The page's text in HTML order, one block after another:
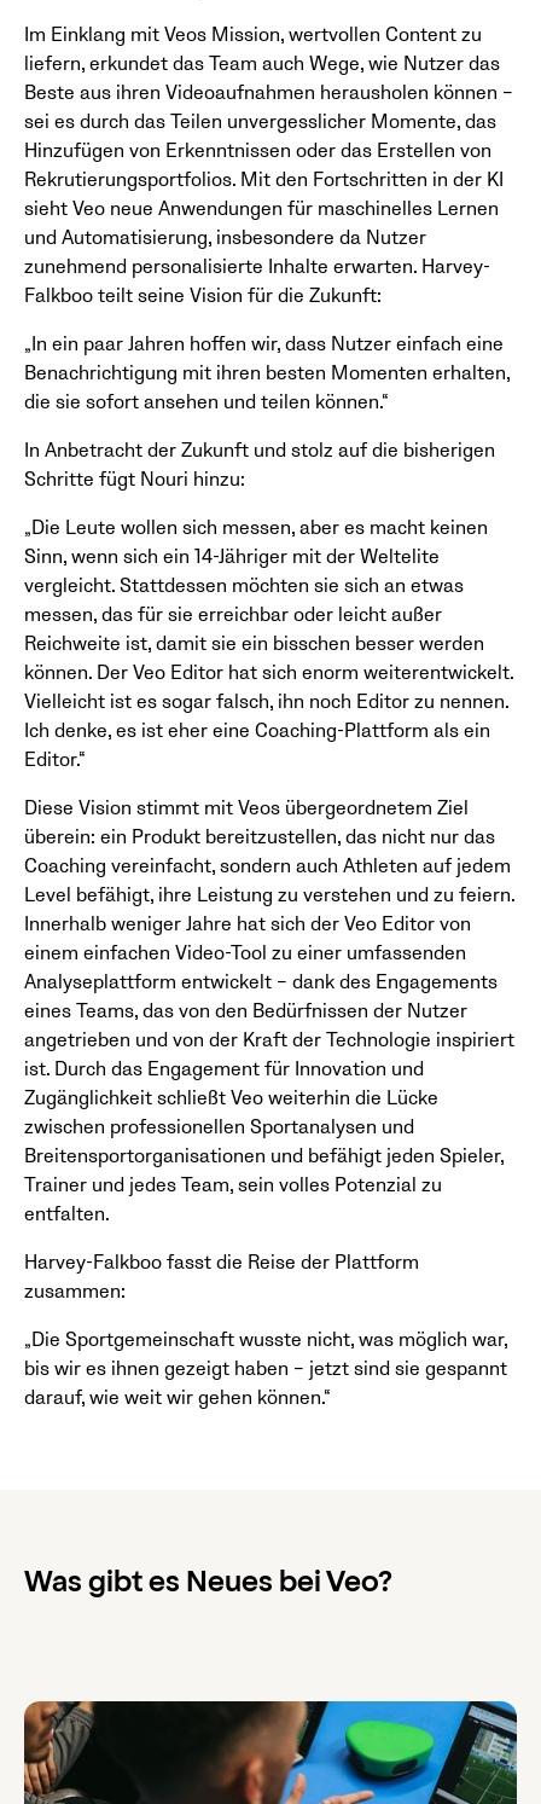
Im Einklang mit Veos Mission, wertvollen Content zu
liefern, erkundet das Team auch Wege, wie Nutzer das
Beste aus ihren Videoaufnahmen herausholen können –
sei es durch das Teilen unvergesslicher Momente, das
Hinzufügen von Erkenntnissen oder das Erstellen von
Rekrutierungsportfolios. Mit den Fortschritten in der KI
sieht Veo neue Anwendungen für maschinelles Lernen
und Automatisierung, insbesondere da Nutzer
zunehmend personalisierte Inhalte erwarten. Harvey-
Falkboo teilt seine Vision für die Zukunft:
„In ein paar Jahren hoffen wir, dass Nutzer einfach eine
Benachrichtigung mit ihren besten Momenten erhalten,
die sie sofort ansehen und teilen können.“
In Anbetracht der Zukunft und stolz auf die bisherigen
Schritte fügt Nouri hinzu:
„Die Leute wollen sich messen, aber es macht keinen
Sinn, wenn sich ein 14-Jähriger mit der Weltelite
vergleicht. Stattdessen möchten sie sich an etwas
messen, das für sie erreichbar oder leicht außer
Reichweite ist, damit sie ein bisschen besser werden
können. Der Veo Editor hat sich enorm weiterentwickelt.
Vielleicht ist es sogar falsch, ihn noch Editor zu nennen.
Ich denke, es ist eher eine Coaching-Plattform als ein
Editor.“
Diese Vision stimmt mit Veos übergeordnetem Ziel
überein: ein Produkt bereitzustellen, das nicht nur das
Coaching vereinfacht, sondern auch Athleten auf jedem
Level befähigt, ihre Leistung zu verstehen und zu feiern.
Innerhalb weniger Jahre hat sich der Veo Editor von
einem einfachen Video-Tool zu einer umfassenden
Analyseplattform entwickelt – dank des Engagements
eines Teams, das von den Bedürfnissen der Nutzer
angetrieben und von der Kraft der Technologie inspiriert
ist. Durch das Engagement für Innovation und
Zugänglichkeit schließt Veo weiterhin die Lücke
zwischen professionellen Sportanalysen und
Breitensportorganisationen und befähigt jeden Spieler,
Trainer und jedes Team, sein volles Potenzial zu
entfalten.
Harvey-Falkboo fasst die Reise der Plattform
zusammen:
„Die Sportgemeinschaft wusste nicht, was möglich war,
bis wir es ihnen gezeigt haben – jetzt sind sie gespannt
darauf, wie weit wir gehen können.“
Was gibt es Neues bei Veo?